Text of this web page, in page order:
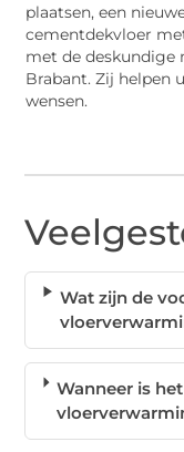
plaatsen, een
cementdekvloer
met de deskundige
Brabant. Zij helpen
wensen.
Wat zijn de
Wanneer is